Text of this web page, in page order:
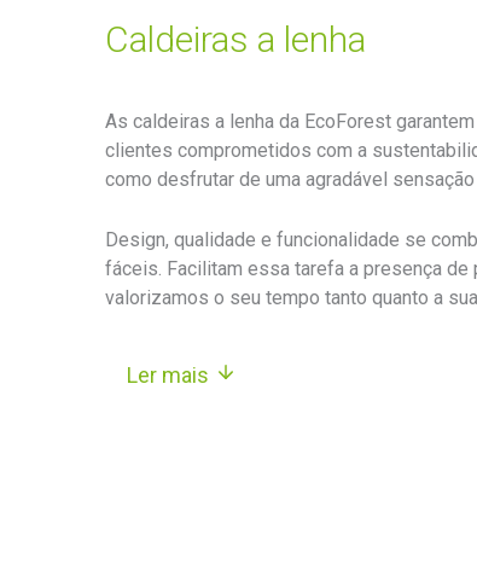
Caldeiras a lenha
As caldeiras a lenha da EcoForest
clientes comprometidos com a
como desfrutar de uma agradável
Design, qualidade e funcionalidade se
fáceis. Facilitam essa tarefa a presença de
valorizamos o seu tempo tanto quanto a
Ler mais